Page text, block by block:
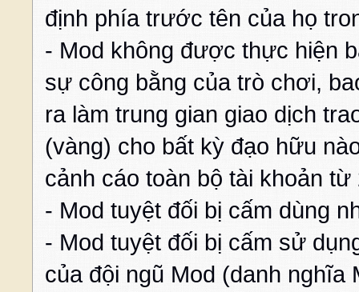
định phía trước tên của họ
- Mod không được thực hiện
sự công bằng của trò chơi,
ra làm trung gian giao dịch
(vàng) cho bất kỳ đạo hữu
cảnh cáo toàn bộ tài khoản
- Mod tuyệt đối bị cấm dùng
- Mod tuyệt đối bị cấm sử
của đội ngũ Mod (danh nghĩa